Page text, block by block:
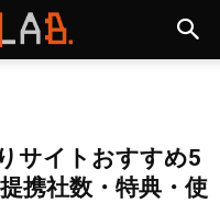
サイトおすすめ5
携社数・特典・使